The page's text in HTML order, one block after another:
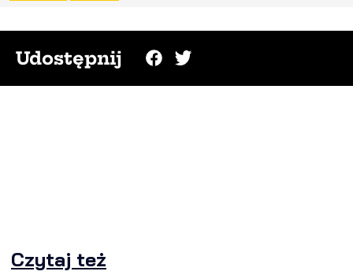
Udostępnij
Czytaj też